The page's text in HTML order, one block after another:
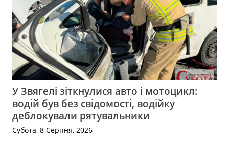
У Звягелі зіткнулися авто і мотоцикл:
водій був без свідомості, водійку
деблокували рятувальники
Субота, 8 Серпня, 2026